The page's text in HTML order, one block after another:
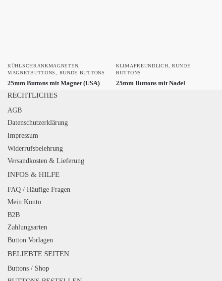
KÜHLSCHRANKMAGNETEN
MAGNETBUTTONS
RUNDE BUTTONS
25mm Buttons mit Magnet (USA)
KLIMAFREUNDLICH
RUNDE
BUTTONS
25mm Buttons mit Nadel
RECHTLICHES
AGB
Datenschutzerklärung
Impressum
Widerrufsbelehrung
Versandkosten & Lieferung
INFOS & HILFE
FAQ / Häufige Fragen
Mein Konto
B2B
Zahlungsarten
Button Vorlagen
BELIEBTE SEITEN
Buttons / Shop